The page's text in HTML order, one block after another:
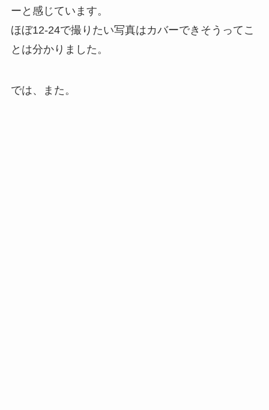
ーと感じています。
ほぼ12-24で撮りたい写真はカバーできそうってこ
とは分かりました。
では、また。